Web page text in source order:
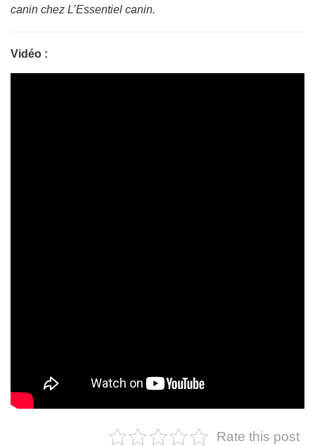
canin chez L’Essentiel canin.
Vidéo :
Rate this post